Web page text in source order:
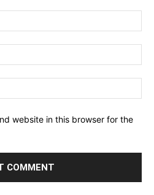
website in this browser for the